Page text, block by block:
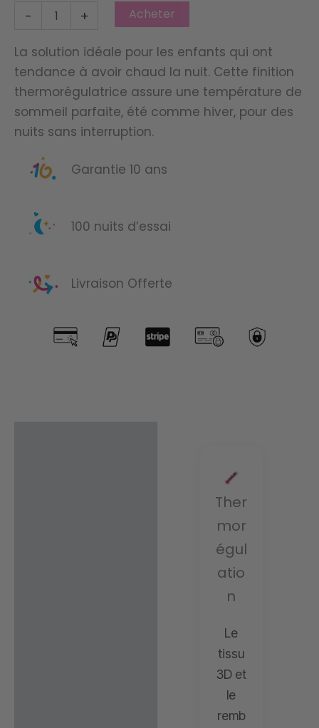
-
quantité
Évolutif
4-
en-
1
Thermo
+ Acheter
La solution idéale pour les enfants qui ont
tendance à avoir chaud la nuit. Cette finition
thermorégulatrice assure une température de
sommeil parfaite, été comme hiver, pour des
nuits sans interruption.
Garantie 10 ans
100 nuits d’essai
Livraison Offerte
Ther
mor
égul
atio
n
Le
tissu
3D et
le
remb